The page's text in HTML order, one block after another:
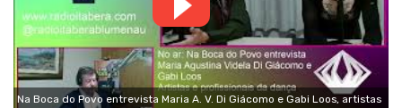
Na Boca do Povo entrevista Maria A. V. Di Giácomo e Gabi Loos, artistas